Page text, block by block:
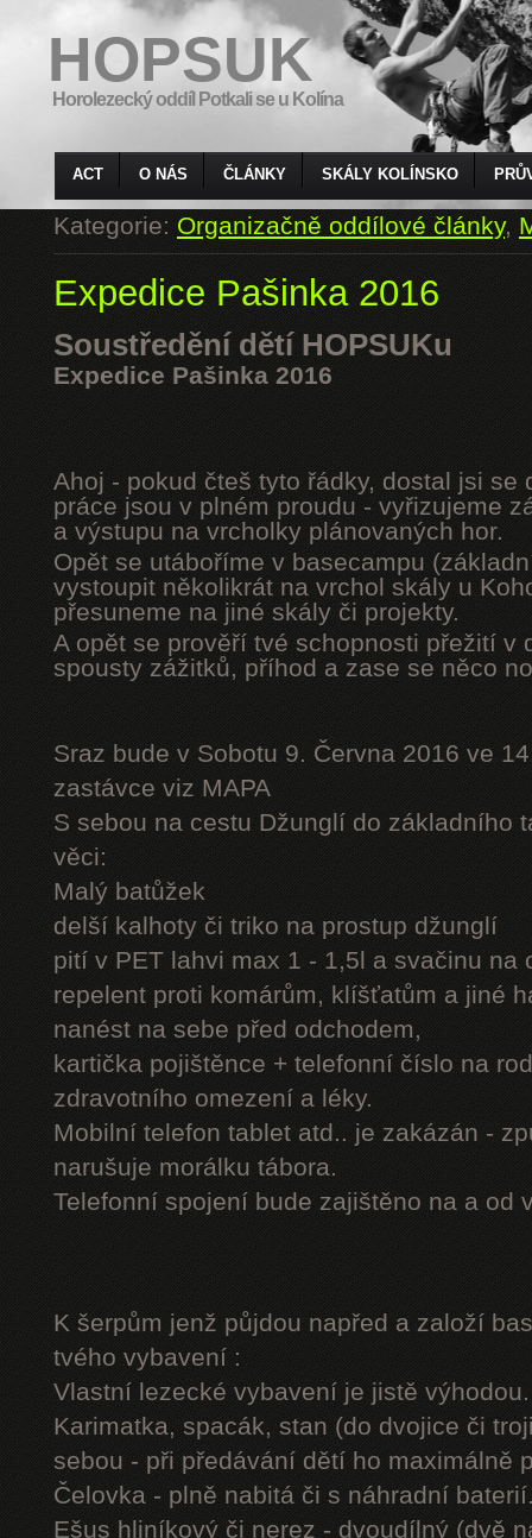
HOPSUK
Horolezecký oddíl Potkali se u Kolína
ACT O NÁS ČLÁNKY SKÁLY KOLÍNSKO
Kategorie:Organizačně oddílové články,
Expedice Pašinka 2016
Soustředění dětí HOPSUKu
Expedice Pašinka 2016
Ahoj - pokud čteš tyto řádky, dostal jsi se
práce jsou v plném proudu - vyřizujeme
a výstupu na vrcholky plánovaných hor.
Opět se utáboříme v basecampu
vystoupit několikrát na vrchol skály u
přesuneme na jiné skály či projekty.
A opět se prověří tvé schopnosti přežití v
spousty zážitků, příhod a zase se něco
Sraz bude v Sobotu 9. Června 2016 ve
zastávce viz MAPA
S sebou na cestu Džunglí do základního
věci:
Malý batůžek
delší kalhoty či triko na prostup džunglí
pití v PET lahvi max 1 - 1,5l a svačinu na
repelent proti komárům, klíšťatům a jiné
nanést na sebe před odchodem,
kartička pojištěnce + telefonní číslo na
zdravotního omezení a léky.
Mobilní telefon tablet atd.. je zakázán -
narušuje morálku tábora.
Telefonní spojení bude zajištěno na a od
K šerpům jenž půjdou napřed a založí
tvého vybavení :
Vlastní lezecké vybavení je jistě výhodou.
Karimatka, spacák, stan (do dvojice či
sebou - při předávání dětí ho maximálně
Čelovka - plně nabitá či s náhradní
Ešus hliníkový či nerez - dvoudílný (dvě